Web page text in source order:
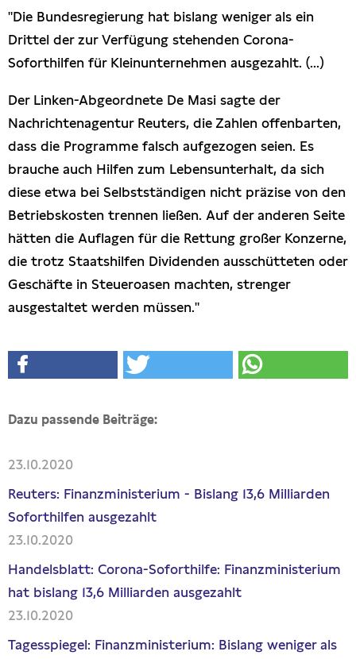
Publikationen
Anfragen (Archivseite)
"Die Bundesregierung hat bislang weniger als ein
Drittel der zur Verfügung stehenden Corona-
Soforthilfen für Kleinunternehmen ausgezahlt. (...)
Der Linken-Abgeordnete De Masi sagte der
Nachrichtenagentur Reuters, die Zahlen offenbarten,
dass die Programme falsch aufgezogen seien. Es
brauche auch Hilfen zum Lebensunterhalt, da sich
diese etwa bei Selbstständigen nicht präzise von den
Betriebskosten trennen ließen. Auf der anderen Seite
hätten die Auflagen für die Rettung großer Konzerne,
die trotz Staatshilfen Dividenden ausschütteten oder
Geschäfte in Steueroasen machten, strenger
ausgestaltet werden müssen."
Dazu passende Beiträge:
23.10.2020
Reuters: Finanzministerium - Bislang 13,6 Milliarden
Soforthilfen ausgezahlt
23.10.2020
Handelsblatt: Corona-Soforthilfe: Finanzministerium
hat bislang 13,6 Milliarden ausgezahlt
23.10.2020
Tagesspiegel: Finanzministerium: Bislang weniger als